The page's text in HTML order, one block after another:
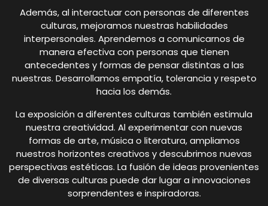
Además, al interactuar con personas de diferentes
culturas, mejoramos nuestras habilidades
interpersonales. Aprendemos a comunicarnos de
manera efectiva con personas que tienen
antecedentes y formas de pensar distintas a las
nuestras. Desarrollamos empatía, tolerancia y respeto
hacia los demás.
La exposición a diferentes culturas también estimula
nuestra creatividad. Al experimentar con nuevas
formas de arte, música o literatura, ampliamos
nuestros horizontes creativos y descubrimos nuevas
perspectivas estéticas. La fusión de ideas provenientes
de diversas culturas puede dar lugar a innovaciones
sorprendentes e inspiradoras.